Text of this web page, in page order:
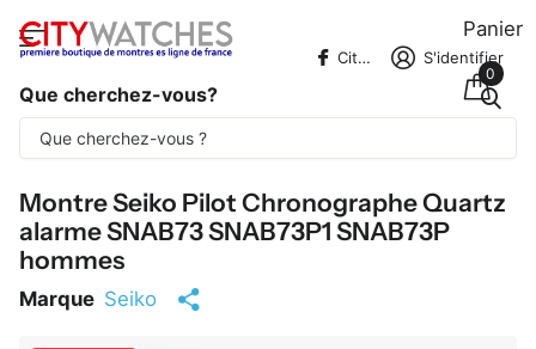
Que cherchez-vous?
CitywatchesFR S'identifier
Panier
0
Une partie du contenu est traduite
automatiquement.
Montre Seiko Pilot Chronographe Quartz
alarme SNAB73 SNAB73P1 SNAB73P
hommes
Marque Seiko